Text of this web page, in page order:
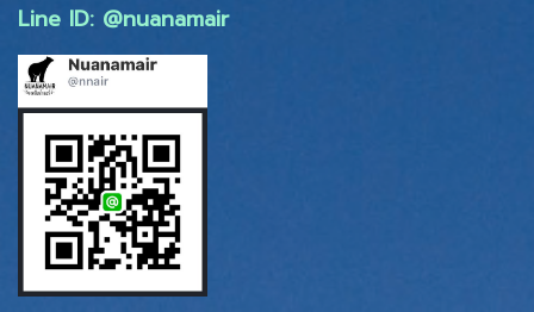
Line ID: @nuanamair